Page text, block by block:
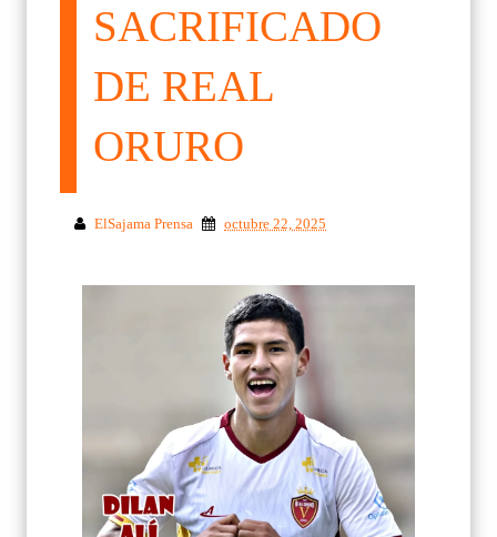
SACRIFICADO
DE REAL
ORURO
ElSajama Prensa octubre 22, 2025